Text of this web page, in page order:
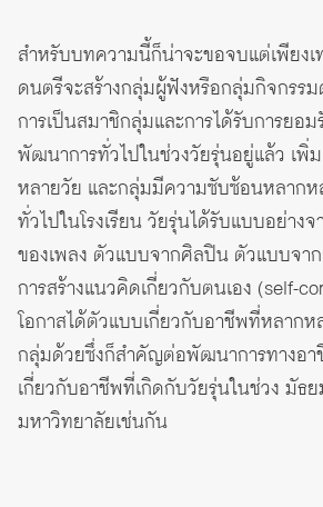
สำหรับบทความนี้ก็น่าจะขอจบแต่เพียง
ดนตรีจะสร้างกลุ่มผู้ฟังหรือกลุ่มกิจกรร
การเป็นสมาชิกลุ่มและการได้รับการยอ
พัฒนาการทั่วไปในช่วงวัยรุ่นอยู่แล้ว เพิ่
หลายวัย และกลุ่มมีความซับซ้อนหลาก
ทั่วไปในโรงเรียน วัยรุ่นได้รับแบบอย่าง
ของเพลง ตัวแบบจากศิลปิน ตัวแบบจา
การสร้างแนวคิดเกี่ยวกับตนเอง (self-
โอกาสได้ตัวแบบเกี่ยวกับอาชีพที่หลาก
กลุ่มด้วยซึ่งก็สำคัญต่อพัฒนาการทางอา
เกี่ยวกับอาชีพที่เกิดกับวัยรุ่นในช่วง มัธ
มหาวิทยาลัยเช่นกัน